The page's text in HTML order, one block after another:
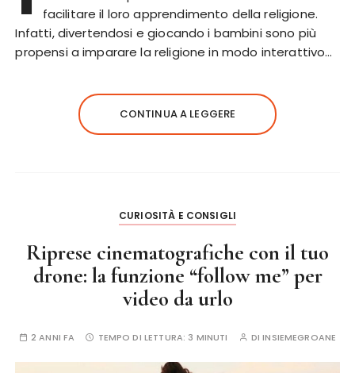
facilitare il loro apprendimento della religione.
Infatti, divertendosi e giocando i bambini sono più
propensi a imparare la religione in modo interattivo…
CONTINUA A LEGGERE
CURIOSITÀ E CONSIGLI
Riprese cinematografiche con il tuo
drone: la funzione “follow me” per
video da urlo
2 ANNI FA TEMPO DI LETTURA: 3 MINUTI DIINSIEMEGROANE